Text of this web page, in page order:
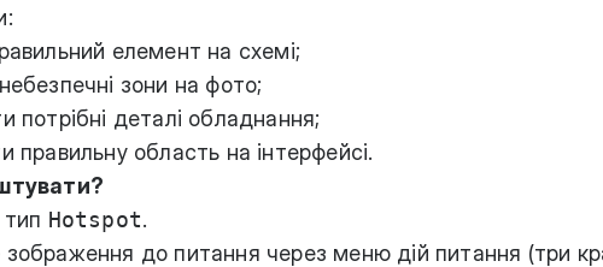
елемент на схемі;
зони на фото;
потрібні деталі обладнання;
правильну область на інтерфейсі.
тип Hotspot.
до питання через меню дій питання (три